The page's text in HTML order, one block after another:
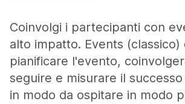
Coinvolgi i partecipanti con
alto impatto. Events (classico)
pianificare l'evento,
seguire e misurare il
in modo da ospitare in modo